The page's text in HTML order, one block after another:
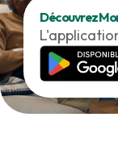
Découvrez